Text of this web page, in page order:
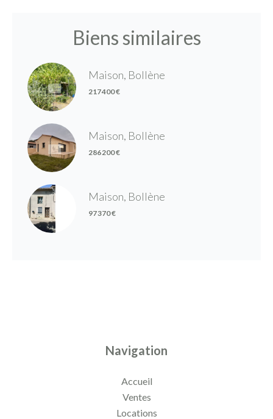
Biens similaires
Maison, Bollène
217 400 €
Maison, Bollène
286 200 €
Maison, Bollène
97 370 €
Navigation
Accueil
Ventes
Locations